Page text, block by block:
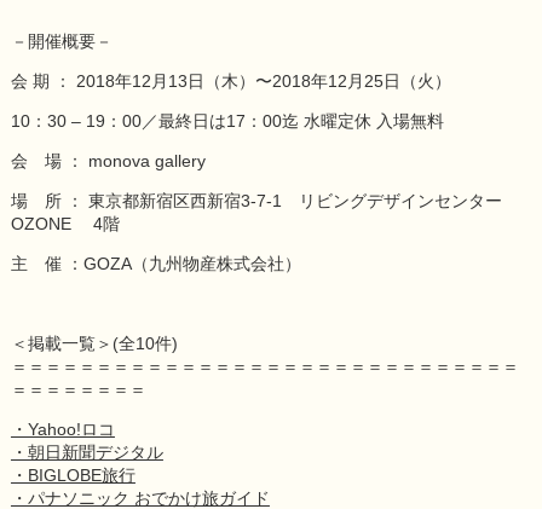
－開催概要－
会 期 ： 2018年12月13日（木）〜2018年12月25日（火）
10：30 – 19：00／最終日は17：00迄 水曜定休 入場無料
会 場 ： monova gallery
場 所 ： 東京都新宿区西新宿3-7-1 リビングデザインセンター
OZONE 4階
主 催 ：GOZA（九州物産株式会社）
＜掲載一覧＞(全10件)
＝＝＝＝＝＝＝＝＝＝＝＝＝＝＝＝＝＝＝＝＝＝＝＝＝＝＝＝＝＝
＝＝＝＝＝＝＝＝
・Yahoo!ロコ
・朝日新聞デジタル
・BIGLOBE旅行
・パナソニック おでかけ旅ガイド